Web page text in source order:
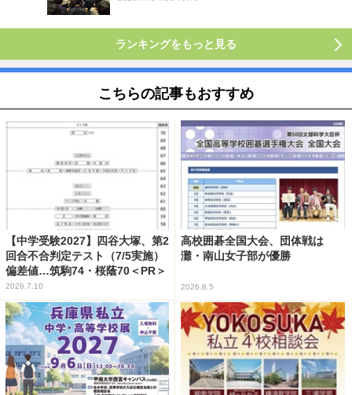
ランキングをもっと見る
こちらの記事もおすすめ
【中学受験2027】四谷大塚、第2
回合不合判定テスト（7/5実施）
偏差値…筑駒74・桜蔭70＜PR＞
2026.7.10
高校囲碁全国大会、団体戦は
灘・南山女子部が優勝
2026.8.5